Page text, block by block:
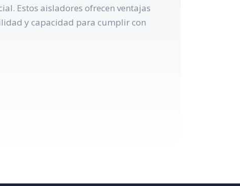
Estos aisladores ofrecen ventajas
y capacidad para cumplir con